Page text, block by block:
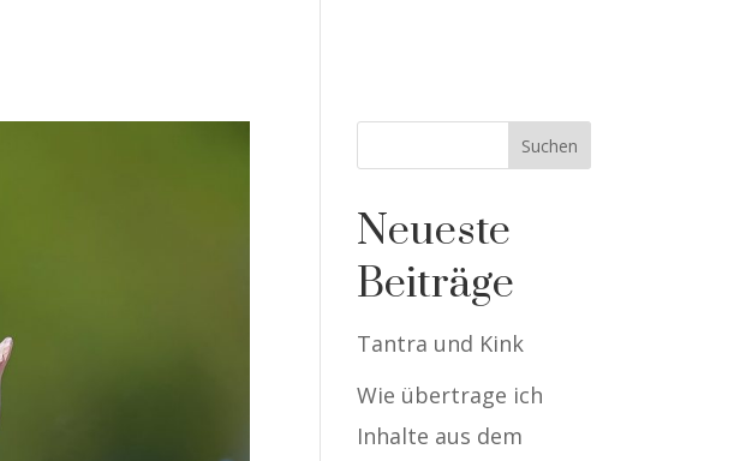
Neueste
Beiträge
Tantra und Kink
Wie übertrage ich
Inhalte aus dem